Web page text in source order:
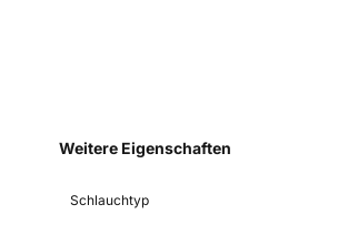
Weitere Eigenschaften
Schlauchtyp